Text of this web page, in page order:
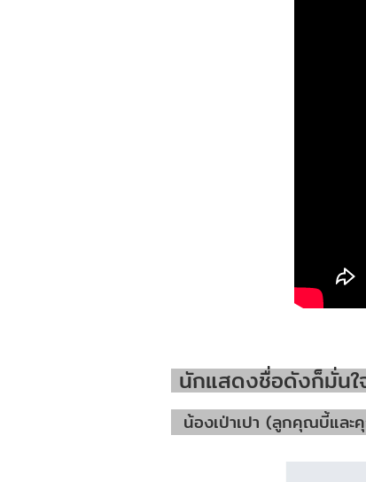
นักแสดงชื่อดังก็มั่นใ
น้องเป่าเปา (ลูกคุณบี้แล